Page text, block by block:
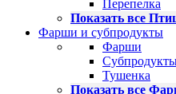
Перепелка
Показать все
Фарши и субпродукты
Фарши
Тушенка
Показать все